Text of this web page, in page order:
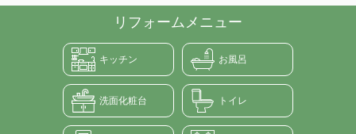
リフォームメニュー
キッチン お風呂
洗面化粧台 トイレ